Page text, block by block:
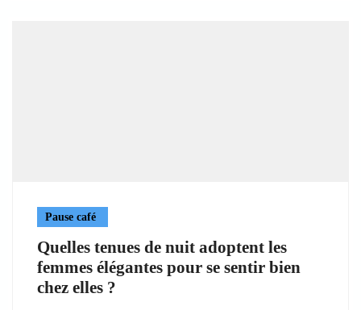
Pause café
Quelles tenues de nuit adoptent les
femmes élégantes pour se sentir bien
chez elles ?